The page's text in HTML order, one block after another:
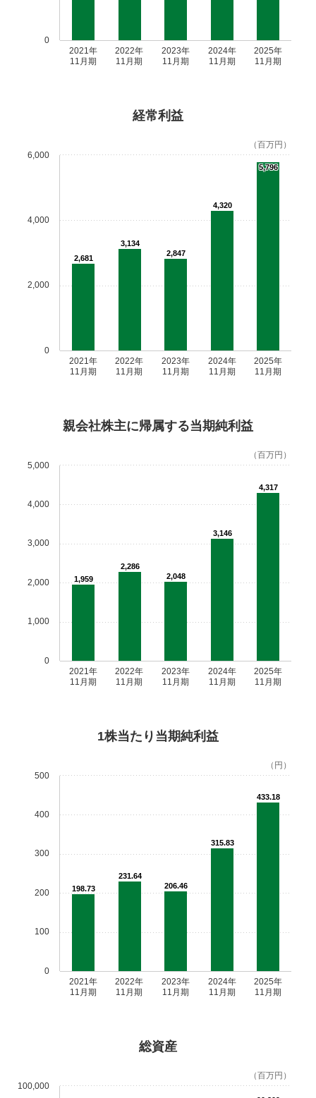
2021年
11月期
2022年
11月期
2023年
11月期
2024年
11月期
2025年
11月期
0
経常利益
2021年
11月期
2022年
11月期
2023年
11月期
2024年
11月期
2025年
11月期
0
2,000
4,000
6,000
（百万円）
2,681
3,134
2,847
4,320
5,796
親会社株主に帰属する当期純利益
2021年
11月期
2022年
11月期
2023年
11月期
2024年
11月期
2025年
11月期
0
1,000
2,000
3,000
4,000
5,000
（百万円）
1,959
2,286
2,048
3,146
4,317
1株当たり当期純利益
2021年
11月期
2022年
11月期
2023年
11月期
2024年
11月期
2025年
11月期
0
100
200
300
400
500
（円）
198.73
231.64
206.46
315.83
433.18
総資産
100,000
（百万円）